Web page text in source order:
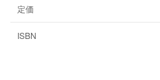
定価
ISBN